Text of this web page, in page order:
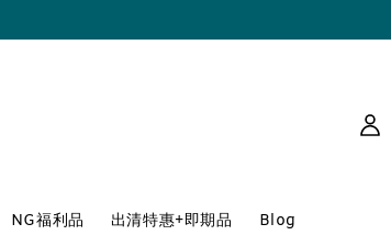
NG福利品 出清特惠+即期品 Blog